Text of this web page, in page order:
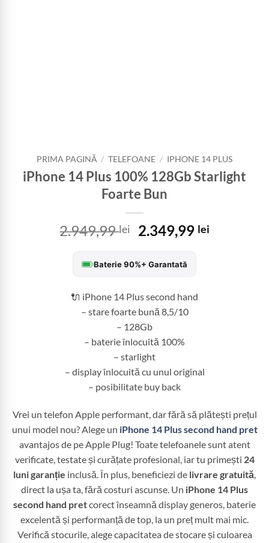
PRIMA PAGINĂ / TELEFOANE / IPHONE 14 PLUS
iPhone 14 Plus 100% 128Gb Starlight
Foarte Bun
2.949,99lei
Prețul
a
fost:
2.349,99 leiPrețul
Baterie 90%+ Garantată
🔌 iPhone 14 Plus second hand
– stare foarte bună 8,5/10
– 128Gb
– baterie înlocuită 100%
– starlight
– display înlocuită cu unul original
– posibilitate buy back
Vrei un telefon Apple performant, dar fără să plătești prețul
unui model nou? Alege un iPhone 14 Plus second hand pret
avantajos de pe Apple Plug! Toate telefoanele sunt atent
verificate, testate și curățate profesional, iar tu primești 24
luni garanție inclusă. În plus, beneficiezi de livrare gratuită,
direct la ușa ta, fără costuri ascunse. Un iPhone 14 Plus
second hand pretcorect înseamnă display generos, baterie
excelentă și performanță de top, la un preț mult mai mic.
Verifică stocurile, alege capacitatea de stocare și culoarea